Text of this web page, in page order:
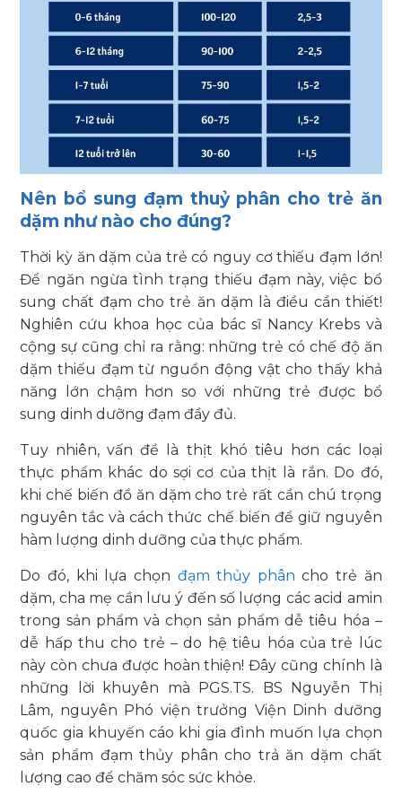
Nên bổ sung đạm thuỷ phân cho trẻ ăn
dặm như nào cho đúng?
Thời kỳ ăn dặm của trẻ có nguy cơ thiếu đạm lớn!
Để ngăn ngừa tình trạng thiếu đạm này, việc bổ
sung chất đạm cho trẻ ăn dặm là điều cần thiết!
Nghiên cứu khoa học của bác sĩ Nancy Krebs và
cộng sự cũng chỉ ra rằng: những trẻ có chế độ ăn
dặm thiếu đạm từ nguồn động vật cho thấy khả
năng lớn chậm hơn so với những trẻ được bổ
sung dinh dưỡng đạm đầy đủ.
Tuy nhiên, vấn đề là thịt khó tiêu hơn các loại
thực phẩm khác do sợi cơ của thịt là rắn. Do đó,
khi chế biến đồ ăn dặm cho trẻ rất cần chú trọng
nguyên tắc và cách thức chế biến để giữ nguyên
hàm lượng dinh dưỡng của thực phẩm.
Do đó, khi lựa chọn đạm thủy phân cho trẻ ăn
dặm, cha mẹ cần lưu ý đến số lượng các acid amin
trong sản phẩm và chọn sản phẩm dễ tiêu hóa –
dễ hấp thu cho trẻ – do hệ tiêu hóa của trẻ lúc
này còn chưa được hoàn thiện! Đây cũng chính là
những lời khuyên mà PGS.TS. BS Nguyễn Thị
Lâm, nguyên Phó viện trưởng Viện Dinh dưỡng
quốc gia khuyến cáo khi gia đình muốn lựa chọn
sản phẩm đạm thủy phân cho trả ăn dặm chất
lượng cao để chăm sóc sức khỏe.